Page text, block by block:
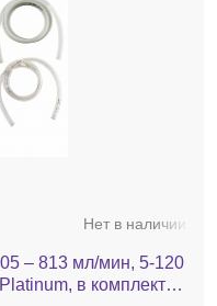
Нет в наличии
– 813 мл/мин, 5-120
в комплекте